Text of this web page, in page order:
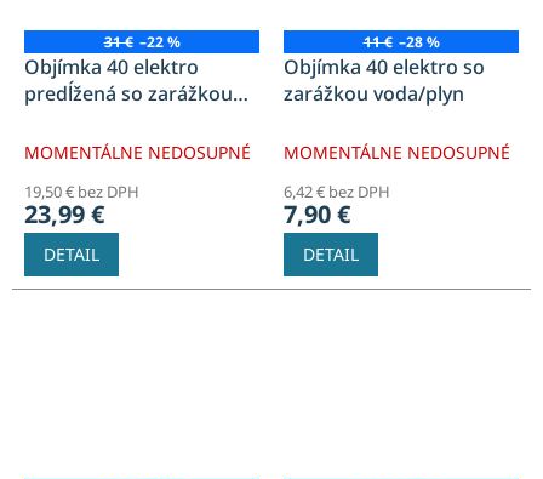
31 € –22 %
Objímka 40 elektro
predĺžená so zarážkou
MOMENTÁLNE NEDOSUPNÉ
19,50 € bez DPH
23,99 €
DETAIL
11 € –28 %
Objímka 40 elektro so
zarážkou voda/plyn
MOMENTÁLNE NEDOSUPNÉ
6,42 € bez DPH
7,90 €
DETAIL